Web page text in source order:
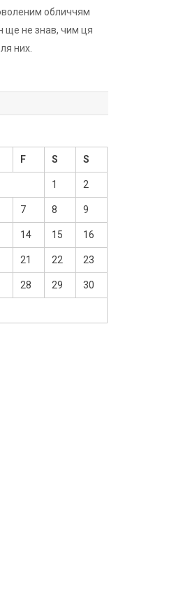
обличчям
ще не знав, чим ця
них.
F S S
1 2
7 8 9
14 15 16
21 22 23
28 29 30